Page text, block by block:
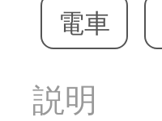
電車
説明